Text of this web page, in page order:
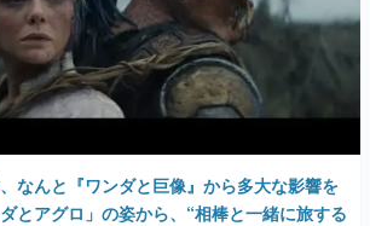
でゲームは面白い？
発者・hamatsu氏がゲームの魅力を画面や操作の
な形から解き明かしていく、硬派で骨太な評論連載
や用法の変遷を、コンピューター文化史研究家・タ
氏が徹底調査。
なんと『ワンダと巨像』から多大な影響を
とアグロ」の姿から、“相棒と一緒に旅する